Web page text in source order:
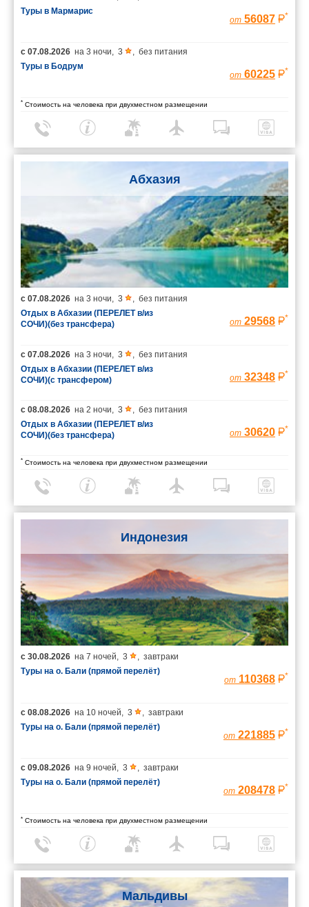
Туры в Мармарис
от 56087 *
с 07.08.2026 на 3 ночи, 3 , без питания
Туры в Бодрум
от 60225 *
* Стоимость на человека при двухместном размещении
Абхазия
с 07.08.2026 на 3 ночи, 3 , без питания
Отдых в Абхазии (ПЕРЕЛЕТ в/из
СОЧИ)(без трансфера)
от 29568 *
с 07.08.2026 на 3 ночи, 3 , без питания
Отдых в Абхазии (ПЕРЕЛЕТ в/из
СОЧИ)(с трансфером)
от 32348 *
с 08.08.2026 на 2 ночи, 3 , без питания
Отдых в Абхазии (ПЕРЕЛЕТ в/из
СОЧИ)(без трансфера)
от 30620 *
* Стоимость на человека при двухместном размещении
Индонезия
с 30.08.2026 на 7 ночей, 3 , завтраки
Туры на о. Бали (прямой перелёт)
от 110368 *
с 08.08.2026 на 10 ночей, 3 , завтраки
Туры на о. Бали (прямой перелёт)
от 221885 *
с 09.08.2026 на 9 ночей, 3 , завтраки
Туры на о. Бали (прямой перелёт)
от 208478 *
* Стоимость на человека при двухместном размещении
Мальдивы